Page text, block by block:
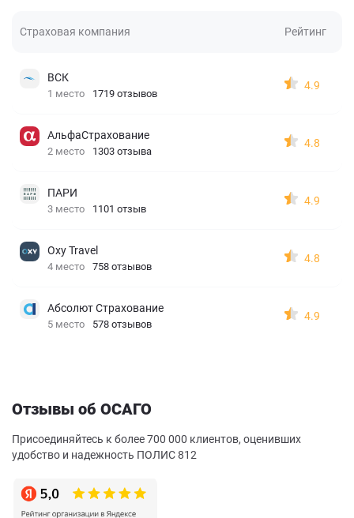
Страховая компания Рейтинг
ВСК
1 место 1719 отзывов
4.9
АльфаСтрахование
2 место 1303 отзыва
4.8
ПАРИ
3 место 1101 отзыв
4.9
Oxy Travel
4 место 758 отзывов
4.8
Абсолют Страхование
5 место 578 отзывов
4.9
Отзывы об ОСАГО
Присоединяйтесь к более 700 000 клиентов, оценивших
удобство и надежность ПОЛИС 812